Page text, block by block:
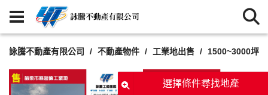
選擇條件尋找地產
詠騰不動產有限公司 不動產物件 工業地出售 1500~3000坪